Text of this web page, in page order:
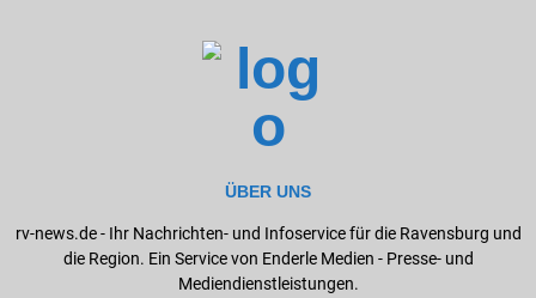
ÜBER UNS
rv-news.de - Ihr Nachrichten- und Infoservice für die Ravensburg und
die Region. Ein Service von Enderle Medien - Presse- und
Mediendienstleistungen.